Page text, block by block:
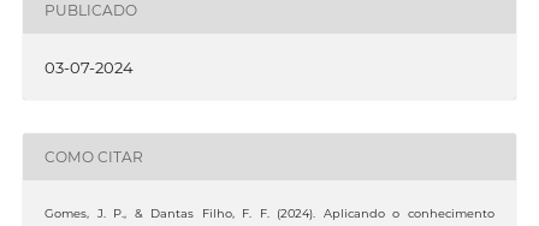
PUBLICADO
03-07-2024
COMO CITAR
Gomes, J. P., & Dantas Filho, F. F. (2024). Aplicando o conhecimento